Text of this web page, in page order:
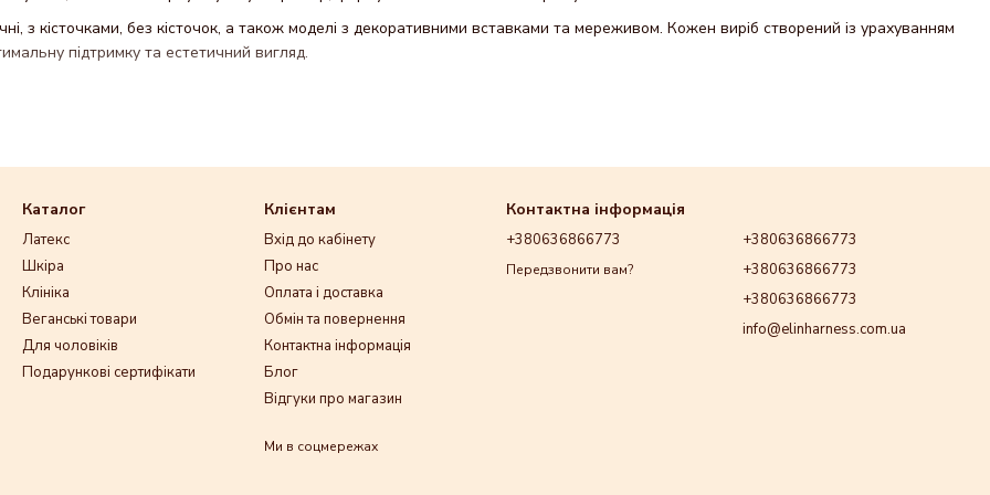
з кісточками, без кісточок, а також моделі з декоративними вставками та мереживом. Кожен виріб створений із урахуванням
підтримку та естетичний вигляд.
для створення завершених комплектів із трусиками чи латексними аксесуарами.
чого вона залежить. Вартість формується з урахуванням:
Каталог
Латекс
Шкіра
Клініка
Веганські товари
Для чоловіків
Подарункові сертифікати
Клієнтам
Вхід до кабінету
Про нас
Оплата і доставка
Обмін та повернення
Контактна інформація
Блог
Відгуки про магазин
Ми в соцмережах
Контактна інформація
+380636866773
Передзвонити вам?
+380636866773
+380636866773
+380636866773
info@elinharness.com.ua